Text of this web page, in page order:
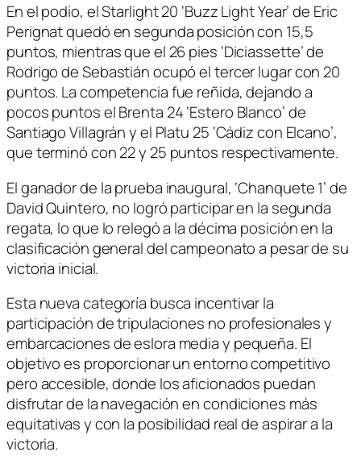
En el podio, el Starlight 20 ‘Buzz Light Year’ de Eric
Perignat quedó en segunda posición con 15,5
puntos, mientras que el 26 pies ‘Diciassette’ de
Rodrigo de Sebastián ocupó el tercer lugar con 20
puntos. La competencia fue reñida, dejando a
pocos puntos el Brenta 24 ‘Estero Blanco’ de
Santiago Villagrán y el Platu 25 ‘Cádiz con Elcano’,
que terminó con 22 y 25 puntos respectivamente.
El ganador de la prueba inaugural, ‘Chanquete 1’ de
David Quintero, no logró participar en la segunda
regata, lo que lo relegó a la décima posición en la
clasificación general del campeonato a pesar de su
victoria inicial.
Esta nueva categoría busca incentivar la
participación de tripulaciones no profesionales y
embarcaciones de eslora media y pequeña. El
objetivo es proporcionar un entorno competitivo
pero accesible, donde los aficionados puedan
disfrutar de la navegación en condiciones más
equitativas y con la posibilidad real de aspirar a la
victoria.